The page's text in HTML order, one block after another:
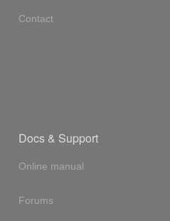
Contact
Docs & Support
Online manual
Forums